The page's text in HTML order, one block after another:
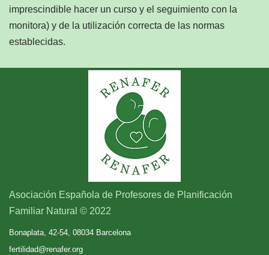
imprescindible hacer un curso y el seguimiento con la
monitora) y de la utilización correcta de las normas
establecidas.
Asociación Española de Profesores de Planificación
Familiar Natural © 2022
Bonaplata, 42-54, 08034 Barcelona
fertilidad@renafer.org